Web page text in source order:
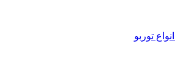
توربو